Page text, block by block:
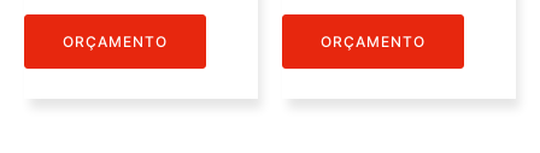
ORÇAMENTO ORÇAMENTO